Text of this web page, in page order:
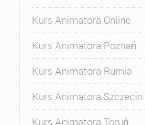
Kurs Animatora Online
Kurs Animatora Poznań
Kurs Animatora Rumia
Kurs Animatora Szczecin
Kurs Animatora Toruń